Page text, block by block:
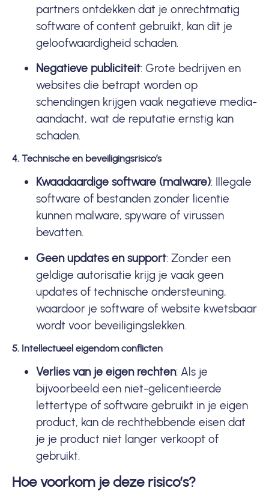
partners ontdekken dat je onrechtmatig
software of content gebruikt, kan dit je
geloofwaardigheid schaden.
Negatieve publiciteit: Grote bedrijven en
websites die betrapt worden op
schendingen krijgen vaak negatieve media-
aandacht, wat de reputatie ernstig kan
schaden.
4. Technische en beveiligingsrisico’s
Kwaadaardige software (malware): Illegale
software of bestanden zonder licentie
kunnen malware, spyware of virussen
bevatten.
Geen updates en support: Zonder een
geldige autorisatie krijg je vaak geen
updates of technische ondersteuning,
waardoor je software of website kwetsbaar
wordt voor beveiligingslekken.
5. Intellectueel eigendom conflicten
Verlies van je eigen rechten: Als je
bijvoorbeeld een niet-gelicentieerde
lettertype of software gebruikt in je eigen
product, kan de rechthebbende eisen dat
je je product niet langer verkoopt of
gebruikt.
Hoe voorkom je deze risico’s?